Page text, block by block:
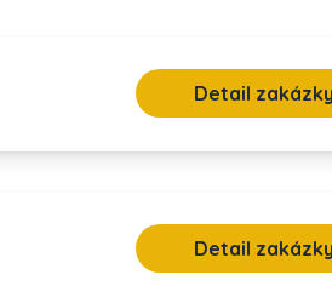
Detail zakázky
Detail zakázky